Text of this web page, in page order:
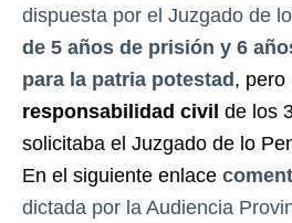
dispuesta por el Juzgado de
de 5 años de prisión y 6
para la patria potestad, pero
responsabilidad civil de los
solicitaba el Juzgado de lo
En el siguiente enlace
dictada por la Audiencia